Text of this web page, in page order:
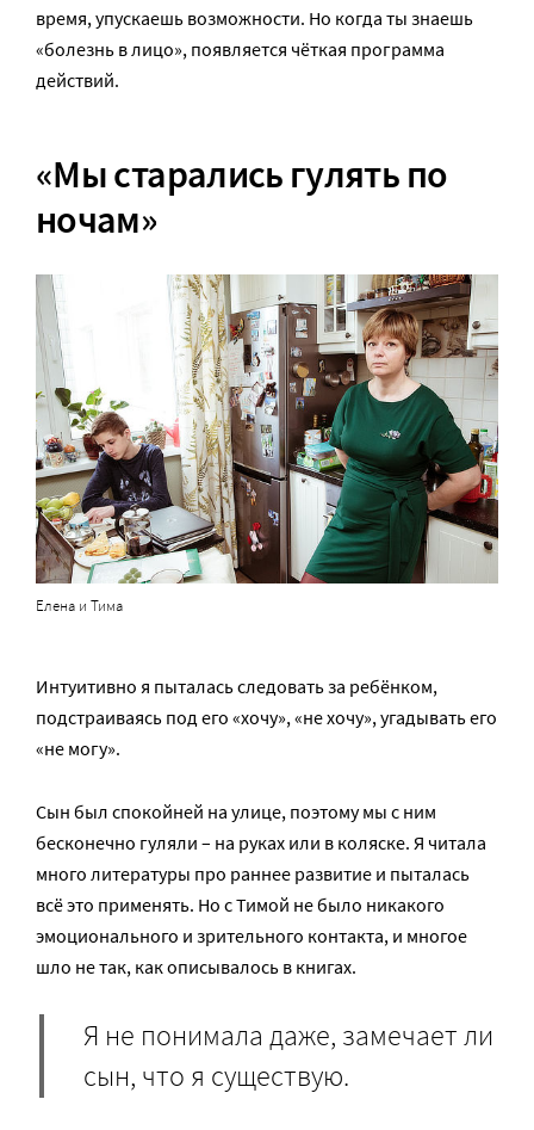
время, упускаешь возможности. Но когда ты знаешь
«болезнь в лицо», появляется чёткая программа
действий.
«Мы старались гулять по
ночам»
Елена и Тима
Интуитивно я пыталась следовать за ребёнком,
подстраиваясь под его «хочу», «не хочу», угадывать его
«не могу».
Сын был спокойней на улице, поэтому мы с ним
бесконечно гуляли – на руках или в коляске. Я читала
много литературы про раннее развитие и пыталась
всё это применять. Но с Тимой не было никакого
эмоционального и зрительного контакта, и многое
шло не так, как описывалось в книгах.
Я не понимала даже, замечает ли
сын, что я существую.